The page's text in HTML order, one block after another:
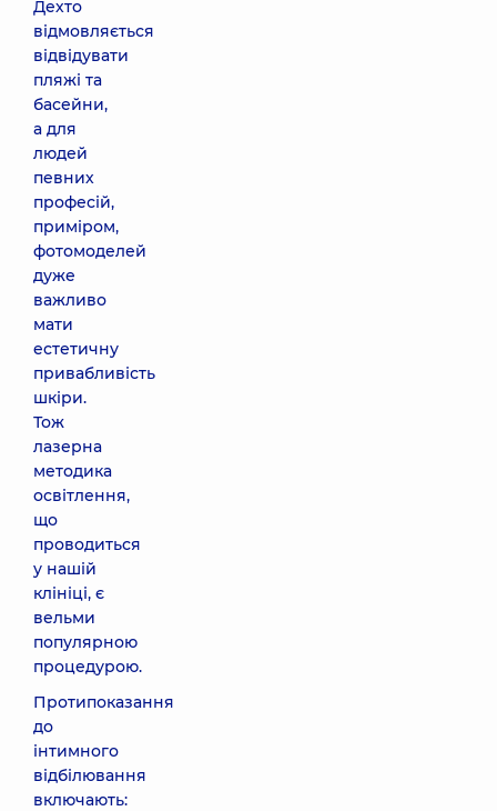
Дехто
відмовляється
відвідувати
пляжі та
басейни,
а для
людей
певних
професій,
приміром,
фотомоделей
дуже
важливо
мати
естетичну
привабливість
шкіри.
Тож
лазерна
методика
освітлення,
що
проводиться
у нашій
клініці, є
вельми
популярною
процедурою.
Протипоказання
до
інтимного
відбілювання
включають: